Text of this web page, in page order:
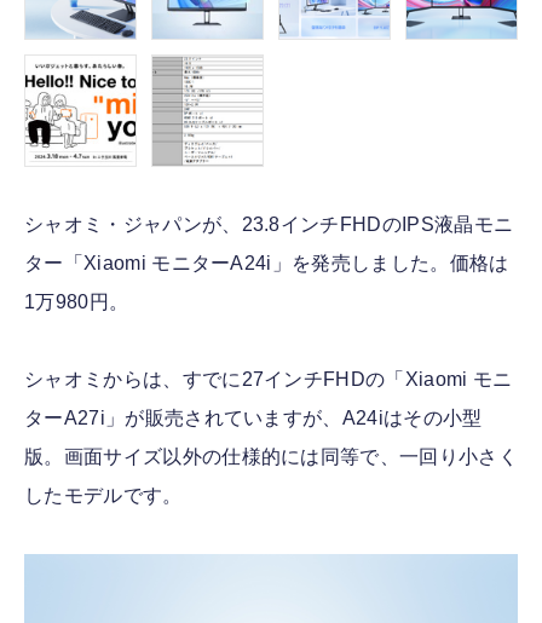
シャオミ・ジャパンが、23.8インチFHDのIPS液晶モニ
ター「Xiaomi モニターA24i」を発売しました。価格は
1万980円。
シャオミからは、すでに27インチFHDの「Xiaomi モニ
ターA27i」が販売されていますが、A24iはその小型
版。画面サイズ以外の仕様的には同等で、一回り小さく
したモデルです。